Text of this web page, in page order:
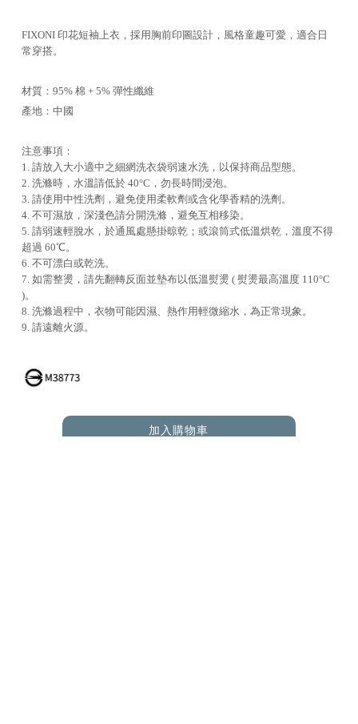
FIXONI 印花短袖上衣，採用胸前印圖設計，風格童趣可愛，適合日
常穿搭。
材質：95% 棉 + 5% 彈性纖維
產地：中國
注意事項：
1. 請放入大小適中之細網洗衣袋弱速水洗，以保持商品型態。
2. 洗滌時，水溫請低於 40°C，勿長時間浸泡。
3. 請使用中性洗劑，避免使用柔軟劑或含化學香精的洗劑。
4. 不可濕放，深淺色請分開洗滌，避免互相移染。
5. 請弱速輕脫水，於通風處懸掛晾乾；或滾筒式低溫烘乾，溫度不得
超過 60℃。
6. 不可漂白或乾洗。
7. 如需整燙，請先翻轉反面並墊布以低溫熨燙 ( 熨燙最高溫度 110°C
)。
8. 洗滌過程中，衣物可能因濕、熱作用輕微縮水，為正常現象。
9. 請遠離火源。
加入購物車